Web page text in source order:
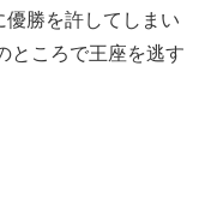
勝を許してしまい
ところで王座を逃す